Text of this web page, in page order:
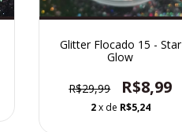
Glitter Flocado 15 - Star
Glow
R$29,99 R$8,99
2x de R$5,24